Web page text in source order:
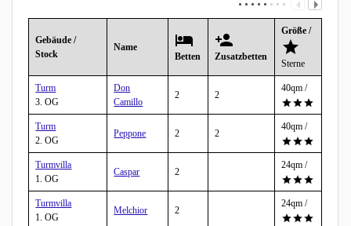
Gebäude /
Stock
Name
Betten
Zusatzbetten
Größe /
Sterne
Turm
3. OG
Don
Camillo
2 2
40qm /
Turm
2. OG
Peppone 2 2
40qm /
Turmvilla
1. OG
Caspar 2
24qm /
Turmvilla
1. OG
Melchior 2
24qm /